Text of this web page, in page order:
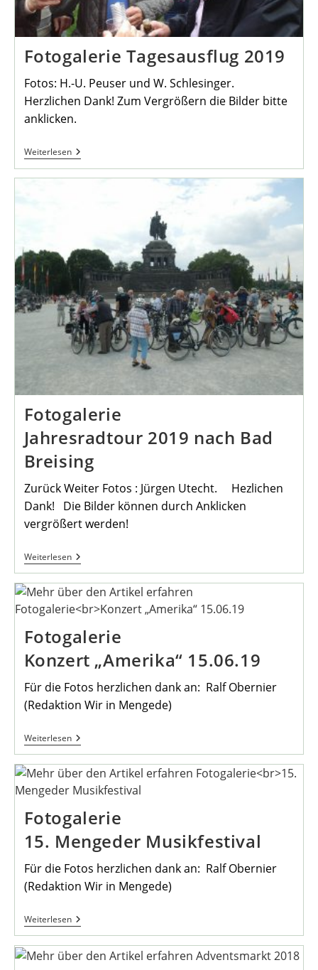
Fotogalerie Tagesausflug 2019
Fotos: H.-U. Peuser und W. Schlesinger.
Herzlichen Dank! Zum Vergrößern die Bilder bitte
anklicken.
WeiterlesenFotogalerie
Tagesausflug
2019
Fotogalerie
Jahresradtour 2019 nach Bad
Breising
Zurück Weiter Fotos : Jürgen Utecht. Hezlichen
Dank! Die Bilder können durch Anklicken
vergrößert werden!
WeiterlesenFotogalerie
Jahresradtour
2019
Nach
Bad
Breising
Fotogalerie
Konzert „Amerika“ 15.06.19
Für die Fotos herzlichen dank an: Ralf Obernier
(Redaktion Wir in Mengede)
WeiterlesenFotogalerie
Konzert
„Amerika“
15.06.19
Fotogalerie
15. Mengeder Musikfestival
Für die Fotos herzlichen dank an: Ralf Obernier
(Redaktion Wir in Mengede)
WeiterlesenFotogalerie
15.
Mengeder
Musikfestival